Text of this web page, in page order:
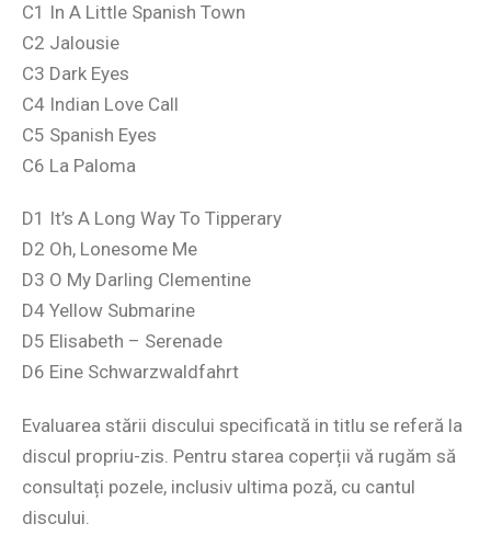
C1 In A Little Spanish Town
C2 Jalousie
C3 Dark Eyes
C4 Indian Love Call
C5 Spanish Eyes
C6 La Paloma
D1 It’s A Long Way To Tipperary
D2 Oh, Lonesome Me
D3 O My Darling Clementine
D4 Yellow Submarine
D5 Elisabeth – Serenade
D6 Eine Schwarzwaldfahrt
Evaluarea stării discului specificată in titlu se referă la
discul propriu-zis. Pentru starea coperții vă rugăm să
consultați pozele, inclusiv ultima poză, cu cantul
discului.